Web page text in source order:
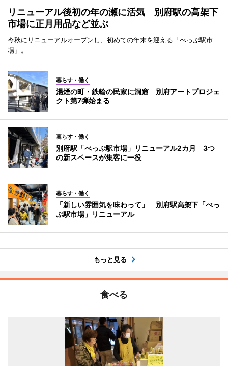
リニューアル後初の年の瀬に活気 別府駅の高架下
市場に正月用品など並ぶ
今秋にリニューアルオープンし、初めての年末を迎える「べっぷ駅市
場」。
暮らす・働く
湯煙の町・鉄輪の民家に洞窟 別府アートプロジェ
クト第7弾始まる
暮らす・働く
別府駅「べっぷ駅市場」リニューアル2カ月 3つ
の新スペースが集客に一役
暮らす・働く
「新しい雰囲気を味わって」 別府駅高架下「べっ
ぷ駅市場」リニューアル
もっと見る
食べる